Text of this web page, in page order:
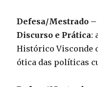
Defesa/Mestrado
Discurso e Prática:
Histórico Visconde
ótica das políticas